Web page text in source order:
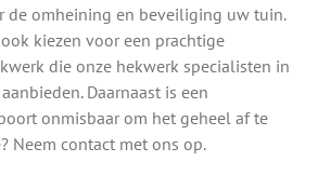
de omheining en beveiliging uw tuin.
kiezen voor een prachtige
die onze hekwerk specialisten in
Daarnaast is een
onmisbaar om het geheel af te
Neem contact met ons op.